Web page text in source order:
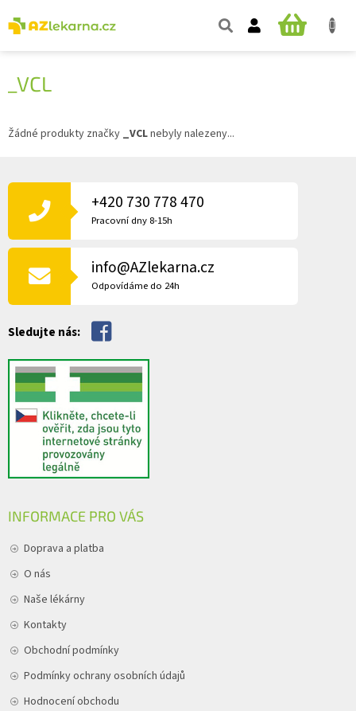
na
obsah
NÁKUPNÍ
_VCL
Žádné produkty značky _VCLnebyly nalezeny...
Á
T
+420 730 778 470
Pracovní dny 8-15h
info@AZlekarna.cz
Odpovídáme do 24h
Sledujte nás:
INFORMACE PRO VÁS
Doprava a platba
O nás
Naše lékárny
Kontakty
Obchodní podmínky
Podmínky ochrany osobních údajů
Hodnocení obchodu